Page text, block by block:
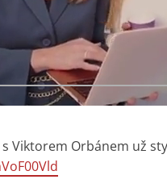
Viktorem Orbánem už